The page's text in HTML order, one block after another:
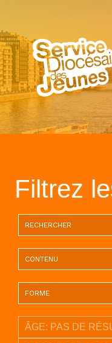
Filtrez